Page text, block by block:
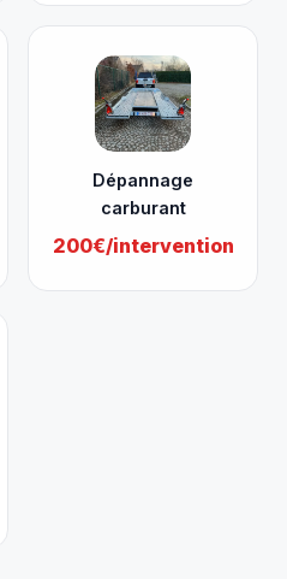
Dépannage
carburant
200€/intervention